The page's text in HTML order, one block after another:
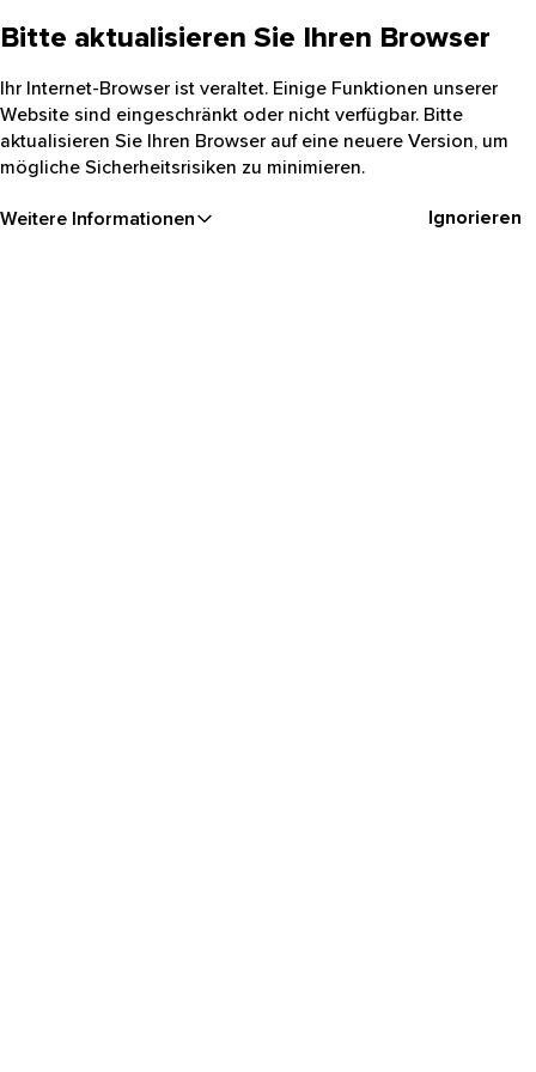
Bitte aktualisieren Sie Ihren Browser
Ihr Internet-Browser ist veraltet. Einige Funktionen unserer
Website sind eingeschränkt oder nicht verfügbar. Bitte
aktualisieren Sie Ihren Browser auf eine neuere Version, um
mögliche Sicherheitsrisiken zu minimieren.
Weitere Informationen Ignorieren